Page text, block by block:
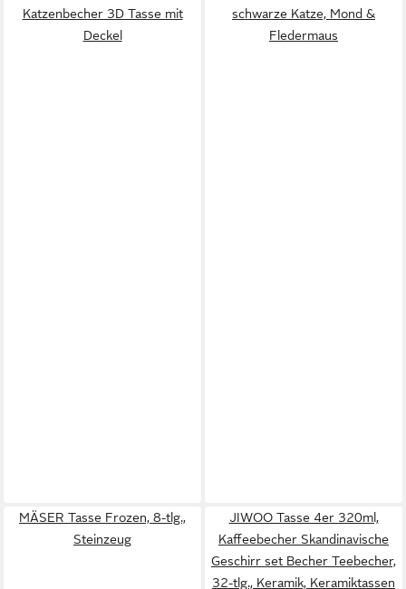
Katzenbecher 3D Tasse mit
Deckel
schwarze Katze, Mond &
Fledermaus
MÄSER Tasse Frozen, 8-tlg.,
Steinzeug
JIWOO Tasse 4er 320ml,
Kaffeebecher Skandinavische
Geschirr set Becher Teebecher,
32-tlg., Keramik, Keramiktassen